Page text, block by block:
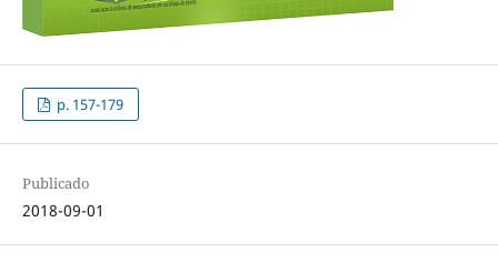
p. 157-179
Publicado
2018-09-01